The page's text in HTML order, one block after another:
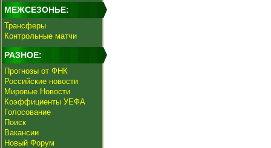
МЕЖСЕЗОНЬЕ:
Трансферы
Контрольные матчи
РАЗНОЕ:
Прогнозы от ФНК
Российские новости
Мировые Новости
Коэффициенты УЕФА
Голосование
Поиск
Вакансии
Новый Форум